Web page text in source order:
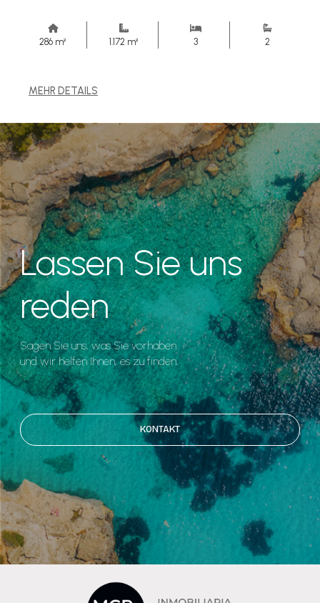
286 m² 1.172 m² 3 2
MEHR DETAILS
Lassen Sie uns
reden
Sagen Sie uns, was Sie vorhaben
und wir helfen Ihnen, es zu finden.
KONTAKT